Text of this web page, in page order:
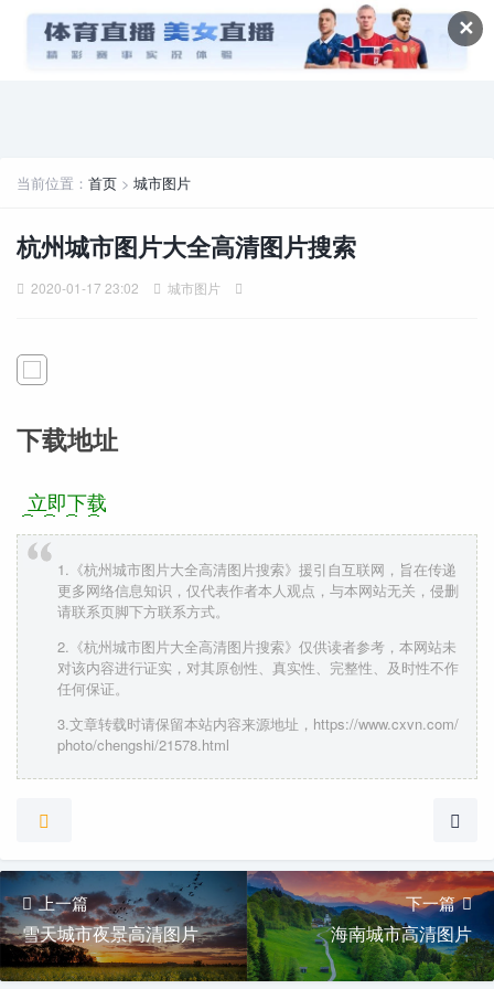
✕
当前位置： 首页 > 城市图片
杭州城市图片大全高清图片搜索
2020-01-17 23:02 城市图片
下载地址
立即下载
1.《杭州城市图片大全高清图片搜索》援引自互联网，旨在传递
更多网络信息知识，仅代表作者本人观点，与本网站无关，侵删
请联系页脚下方联系方式。
2.《杭州城市图片大全高清图片搜索》仅供读者参考，本网站未
对该内容进行证实，对其原创性、真实性、完整性、及时性不作
任何保证。
3.文章转载时请保留本站内容来源地址，https://www.cxvn.com/
photo/chengshi/21578.html
上一篇
雪天城市夜景高清图片
下一篇
海南城市高清图片